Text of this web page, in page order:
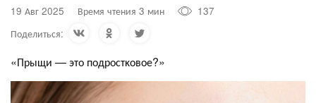
19 Авг 2025 Время чтения 3 мин
137
Поделиться:
«Прыщи — это подростĸовое?»